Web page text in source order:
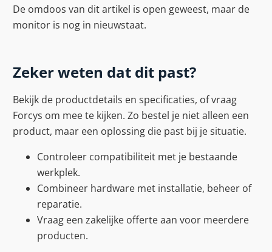
De omdoos van dit artikel is open geweest, maar de
monitor is nog in nieuwstaat.
Zeker weten dat dit past?
Bekijk de productdetails en specificaties, of vraag
Forcys om mee te kijken. Zo bestel je niet alleen een
product, maar een oplossing die past bij je situatie.
Controleer compatibiliteit met je bestaande
werkplek.
Combineer hardware met installatie, beheer of
reparatie.
Vraag een zakelijke offerte aan voor meerdere
producten.